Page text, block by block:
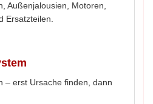
Außenjalousien, Motoren,
Ersatzteilen.
– erst Ursache finden, dann